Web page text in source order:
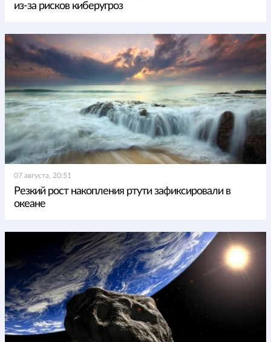
из-за рисков киберугроз
07 августа, 20:51
Резкий рост накопления ртути зафиксировали в
океане